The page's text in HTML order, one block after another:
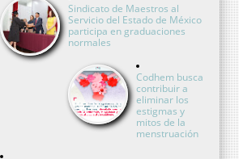
Sindicato de Maestros al
Servicio del Estado de México
participa en graduaciones
normales
Codhem busca
contribuir a
eliminar los
estigmas y
mitos de la
menstruación